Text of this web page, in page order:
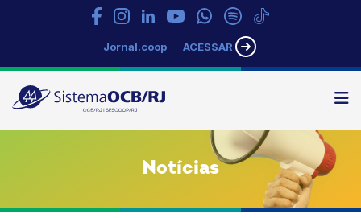
Jornal.coop ACESSAR
Sistema
OCB/RJ
Notícias